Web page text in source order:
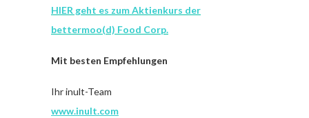
HIER geht es zum Aktienkurs der
bettermoo(d) Food Corp.
Mit besten Empfehlungen
Ihr inult-Team
www.inult.com